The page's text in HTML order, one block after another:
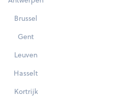
Brussel
Gent
Leuven
Hasselt
Kortrijk